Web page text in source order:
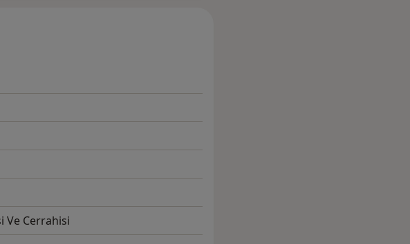
Ve Cerrahisi